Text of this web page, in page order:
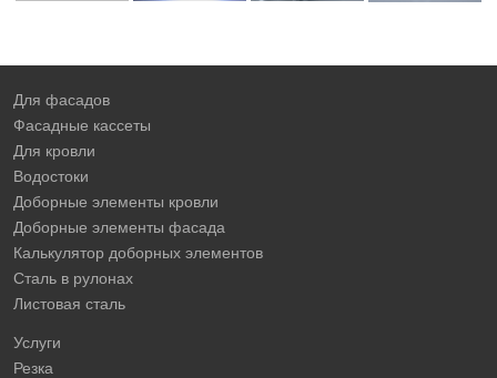
Для фасадов
Фасадные кассеты
Для кровли
Водостоки
Доборные элементы кровли
Доборные элементы фасада
Калькулятор доборных элементов
Сталь в рулонах
Листовая сталь
Услуги
Резка